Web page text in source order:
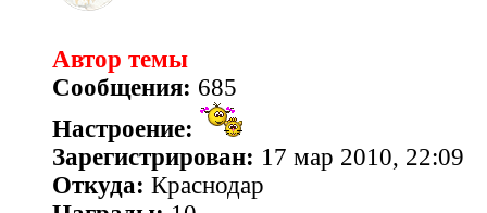
Автор темы
Сообщения: 685
Настроение:
Зарегистрирован: 17 мар 2010, 22:09
Откуда: Краснодар